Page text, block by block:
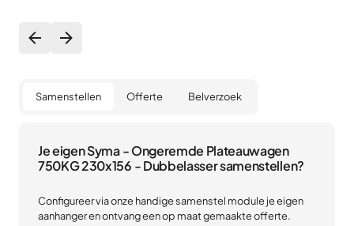
Samenstellen Offerte Belverzoek
Je eigen Syma - Ongeremde Plateauwagen
750KG 230x156 - Dubbelasser samenstellen?
Configureer via onze handige samenstel module je eigen
aanhanger en ontvang een op maat gemaakte offerte.